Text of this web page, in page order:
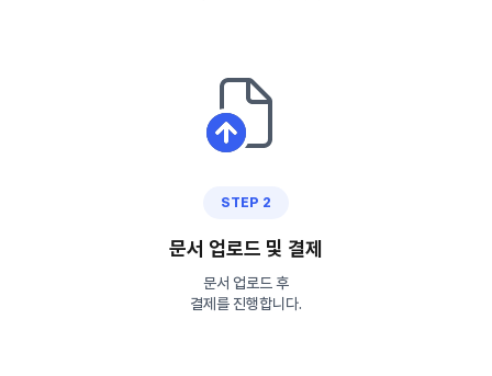
STEP 2
문서 업로드 및 결제
문서 업로드 후
결제를 진행합니다.